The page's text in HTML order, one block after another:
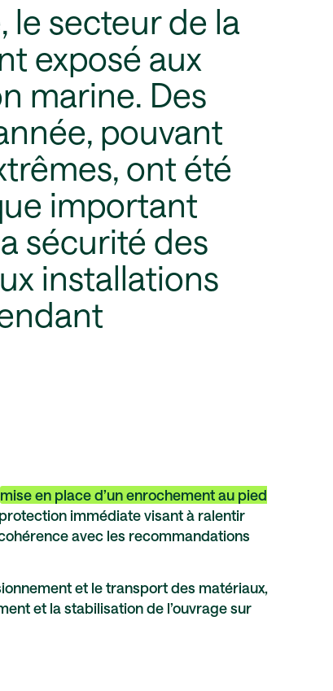
le secteur de la
exposé aux
marine. Des
pouvant
ont été
important
sécurité des
installations
mise en place d’un enrochement au pied
immédiate visant à ralentir
avec les recommandations
et le transport des matériaux,
et la stabilisation de l’ouvrage sur